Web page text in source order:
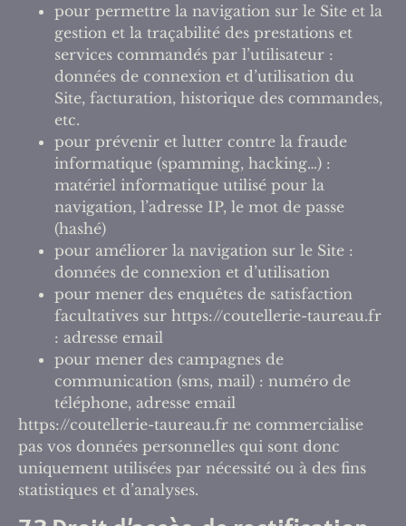
pour permettre la navigation sur le Site et la
gestion et la traçabilité des prestations et
services commandés par l’utilisateur :
données de connexion et d’utilisation du
Site, facturation, historique des commandes,
etc.
pour prévenir et lutter contre la fraude
informatique (spamming, hacking…) :
matériel informatique utilisé pour la
navigation, l’adresse IP, le mot de passe
(hashé)
pour améliorer la navigation sur le Site :
données de connexion et d’utilisation
pour mener des enquêtes de satisfaction
facultatives sur https://coutellerie-taureau.fr
: adresse email
pour mener des campagnes de
communication (sms, mail) : numéro de
téléphone, adresse email
https://coutellerie-taureau.fr ne commercialise
pas vos données personnelles qui sont donc
uniquement utilisées par nécessité ou à des fins
statistiques et d’analyses.